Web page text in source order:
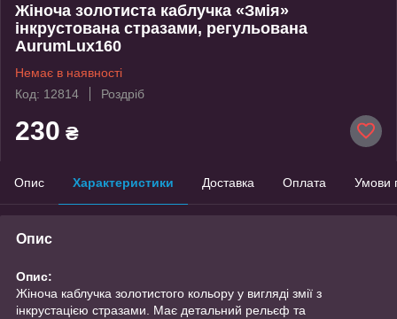
Жіноча золотиста каблучка «Змія»
інкрустована стразами, регульована
AurumLux160
Немає в наявності
Код: 12814
Роздріб
230 ₴
Опис Характеристики Доставка Оплата Умови
Опис
Опис:
Жіноча каблучка золотистого кольору у вигляді змії з
інкрустацією стразами. Має детальний рельєф та